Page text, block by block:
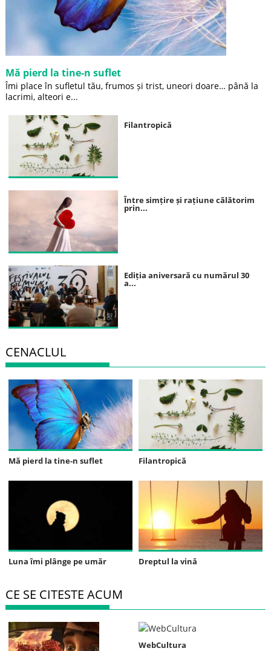
Mă pierd la tine-n suflet
Îmi place în sufletul tău, frumos și trist, uneori doare… până la
lacrimi, alteori e...
Filantropică
Între simțire și rațiune călătorim
prin...
Ediția aniversară cu numărul 30
a...
CENACLUL
Mă pierd la tine-n suflet Filantropică
Luna îmi plânge pe umăr Dreptul la vină
CE SE CITESTE ACUM
WebCultura